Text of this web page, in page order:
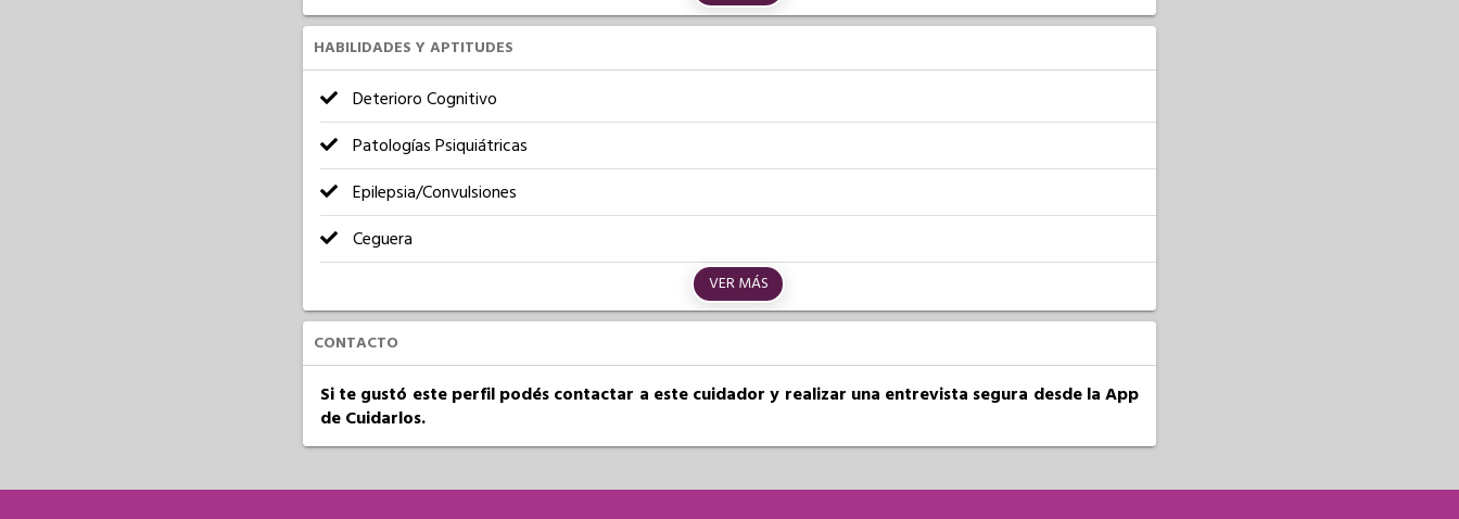
HABILIDADES Y APTITUDES
Deterioro Cognitivo
Patologías Psiquiátricas
Epilepsia/Convulsiones
Ceguera
VER MÁS
CONTACTO
Si te gustó este perfil podés contactar a este cuidador y realizar una entrevista segura desde la App
de Cuidarlos.